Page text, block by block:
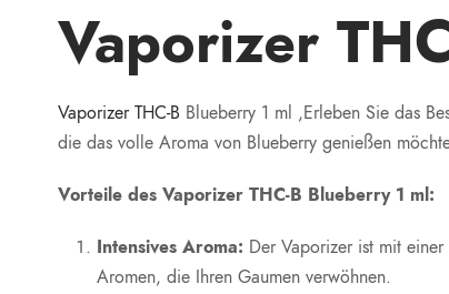
Vaporizer
Vaporizer THC-B Blueberry 1 ml ,Erleben Sie das
die das volle Aroma von Blueberry genießen
Vorteile des Vaporizer THC-B Blueberry 1 ml:
Intensives Aroma: Der Vaporizer ist mit
Aromen, die Ihren Gaumen verwöhnen.